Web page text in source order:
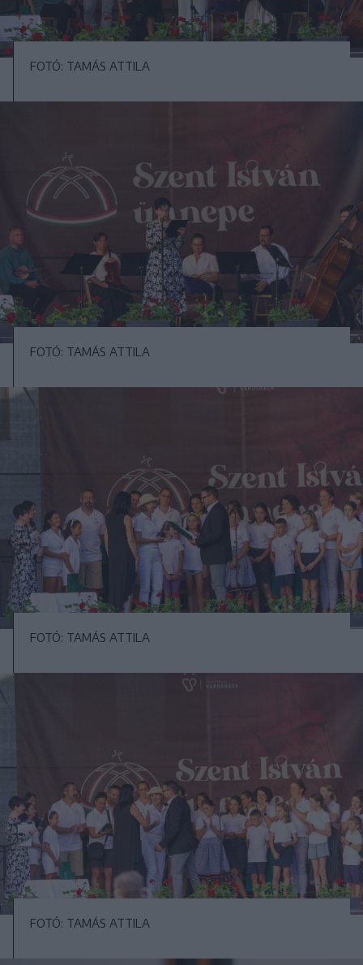
FOTÓ: TAMÁS ATTILA
FOTÓ: TAMÁS ATTILA
FOTÓ: TAMÁS ATTILA
FOTÓ: TAMÁS ATTILA